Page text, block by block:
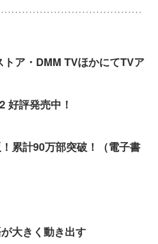
ア・DMM TVほかにてTVア
好評発売中！
累計90万部突破！（電子書
大きく動き出す